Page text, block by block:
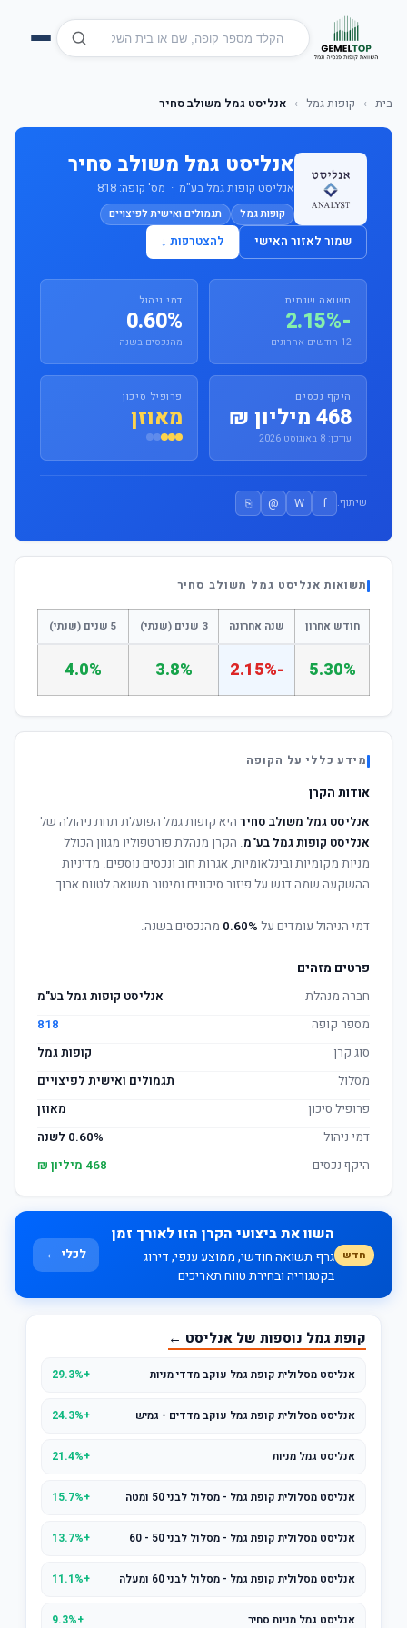
בית › קופות גמל › אנליסט גמל משולב סחיר
אנליסט גמל משולב סחיר
אנליסט קופות גמל בע"מ · מס' קופה: 818
קופות גמל תגמולים ואישית לפיצויים
שמור לאזור האישי להצטרפות ↓
תשואה שנתית
-2.15%
12 חודשים אחרונים
דמי ניהול
0.60%
מהנכסים בשנה
היקף נכסים
468 מיליון ₪
עודכן: 8 באוגוסט 2026
פרופיל סיכון
מאוזן
שיתוף: f
W
@
⎘
תשואות אנליסט גמל משולב סחיר
חודש אחרון שנה אחרונה 3 שנים (שנתי) 5 שנים (שנתי)
5.30%
-2.15%
3.8%
4.0%
מידע כללי על הקופה
אודות הקרן
אנליסט גמל משולב סחיר היא קופות גמל הפועלת תחת ניהולה של
אנליסט קופות גמל בע"מ. הקרן מנהלת פורטפוליו מגוון הכולל
מניות מקומיות ובינלאומיות, אגרות חוב ונכסים נוספים. מדיניות
ההשקעה שמה דגש על פיזור סיכונים ומיטוב תשואה לטווח ארוך.
דמי הניהול עומדים על 0.60% מהנכסים בשנה.
פרטים מזהים
חברה מנהלת
אנליסט קופות גמל בע"מ
מספר קופה
818
סוג קרן
קופות גמל
מסלול
תגמולים ואישית לפיצויים
פרופיל סיכון
מאוזן
דמי ניהול
0.60% לשנה
היקף נכסים
468 מיליון ₪
חדש
השוו את ביצועי הקרן הזו לאורך זמן
גרף תשואה חודשי, ממוצע ענפי, דירוג
בקטגוריה ובחירת טווח תאריכים
לכלי ←
קופת גמל נוספות של אנליסט ←
אנליסט מסלולית קופת גמל עוקב מדדי מניות +29.3%
אנליסט מסלולית קופת גמל עוקב מדדים - גמיש +24.3%
אנליסט גמל מניות +21.4%
אנליסט מסלולית קופת גמל - מסלול לבני 50 ומטה +15.7%
אנליסט מסלולית קופת גמל - מסלול לבני 50 - 60 +13.7%
אנליסט מסלולית קופת גמל - מסלול לבני 60 ומעלה +11.1%
אנליסט גמל מניות סחיר +9.3%